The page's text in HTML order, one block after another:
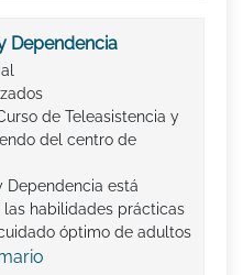
Dependencia
de Teleasistencia y
del centro de
Dependencia está
habilidades prácticas
óptimo de adultos